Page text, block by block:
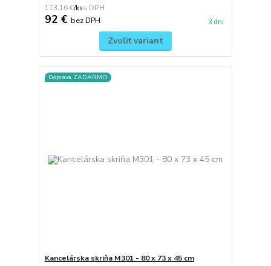
113,16 €/ks
92 € bez DPH 3 dni
Zvoliť variant
Doprava ZADARMO
Kancelárska skriňa M301 - 80 x 73 x 45 cm